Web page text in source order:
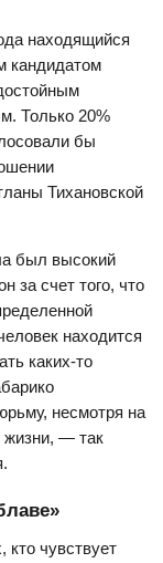
находящийся
кандидатом
Только 20%
бы
Тихановской
был высокий
за счет того, что
находится
каких-то
несмотря на
жизни, — так
кто чувствует